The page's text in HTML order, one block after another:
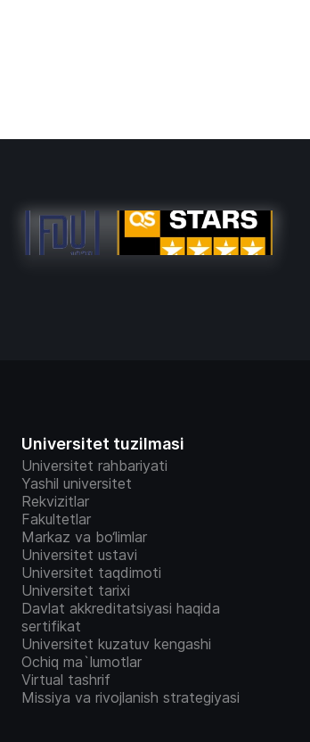
Universitet tuzilmasi
Universitet rahbariyati
Yashil universitet
Rekvizitlar
Fakultetlar
Markaz va bo‘limlar
Universitet ustavi
Universitet taqdimoti
Universitet tarixi
Davlat akkreditatsiyasi haqida
sertifikat
Universitet kuzatuv kengashi
Ochiq ma`lumotlar
Virtual tashrif
Missiya va rivojlanish strategiyasi